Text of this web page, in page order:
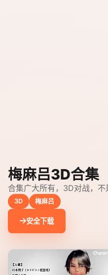
梅麻吕3D合集
合集广大所有，3D对战，
3D 梅麻吕
安全下载